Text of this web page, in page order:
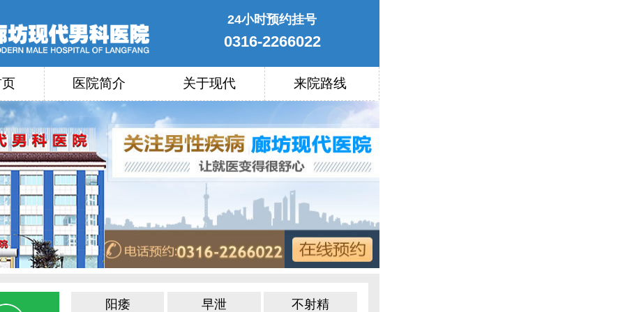
24小时预约挂号
0316-2266022
医院简介 关于现代 来院路线
阳痿 早泄 不射精